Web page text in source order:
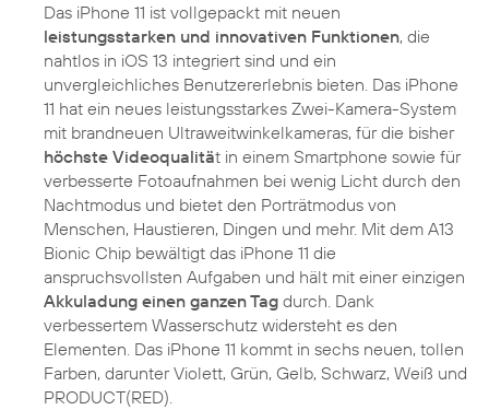
Das iPhone 11 ist vollgepackt mit neuen
leistungsstarken und innovativen Funktionen, die
nahtlos in iOS 13 integriert sind und ein
unvergleichliches Benutzererlebnis bieten. Das iPhone
11 hat ein neues leistungsstarkes Zwei-Kamera-System
mit brandneuen Ultraweitwinkelkameras, für die bisher
höchste Videoqualität in einem Smartphone sowie für
verbesserte Fotoaufnahmen bei wenig Licht durch den
Nachtmodus und bietet den Porträtmodus von
Menschen, Haustieren, Dingen und mehr. Mit dem A13
Bionic Chip bewältigt das iPhone 11 die
anspruchsvollsten Aufgaben und hält mit einer einzigen
Akkuladung einen ganzen Tag durch. Dank
verbessertem Wasserschutz widersteht es den
Elementen. Das iPhone 11 kommt in sechs neuen, tollen
Farben, darunter Violett, Grün, Gelb, Schwarz, Weiß und
PRODUCT(RED).